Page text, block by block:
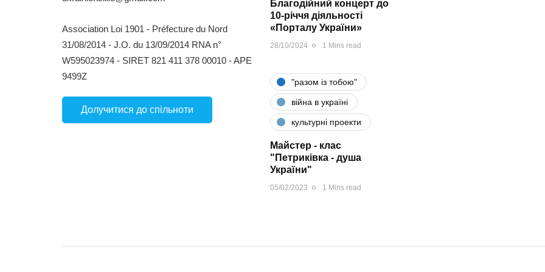
Association Loi 1901 - Préfecture du Nord
31/08/2014 - J.O. du 13/09/2014 RNA n°
W595023974 - SIRET 821 411 378 00010 - APE
9499Z
Долучитися до спільноти
Благодійний концерт до
10-річчя діяльності
«Порталу України»
28/10/2024 1 Mins read
"разом iз тобою"
війна в україні
культурні проекти
Майстер - клас
"Петриківка - душа
України"
05/02/2023 1 Mins read